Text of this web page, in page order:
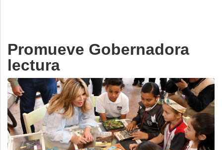
Promueve Gobernadora
lectura